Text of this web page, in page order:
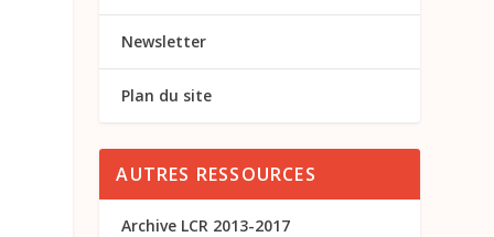
Newsletter
Plan du site
AUTRES RESSOURCES
Archive LCR 2013-2017